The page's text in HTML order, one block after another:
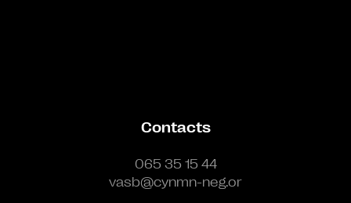
Contacts
065 35 15 44
vasb@cynmn-neg.or